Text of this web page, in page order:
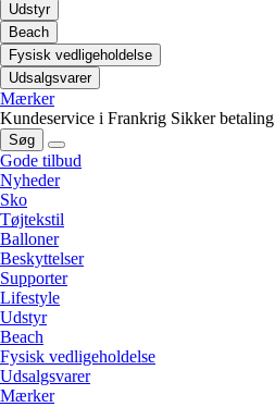
Udstyr
Beach
Fysisk vedligeholdelse
Udsalgsvarer
Mærker
Kundeservice i Frankrig Sikker betaling
Søg
Gode tilbud
Nyheder
Sko
Tøjtekstil
Balloner
Beskyttelser
Supporter
Lifestyle
Udstyr
Beach
Fysisk vedligeholdelse
Udsalgsvarer
Mærker